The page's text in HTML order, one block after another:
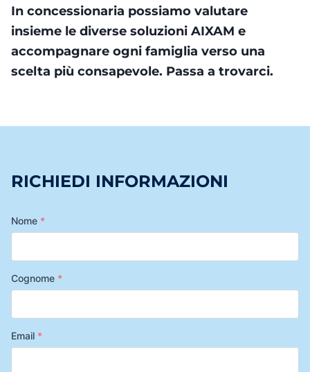
In concessionaria possiamo valutare
insieme le diverse soluzioni AIXAM e
accompagnare ogni famiglia verso una
scelta più consapevole. Passa a trovarci.
RICHIEDI INFORMAZIONI
Nome *
Cognome *
Email *